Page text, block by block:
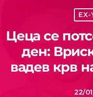
Цеца се
ден:
вадев крв
today 22/